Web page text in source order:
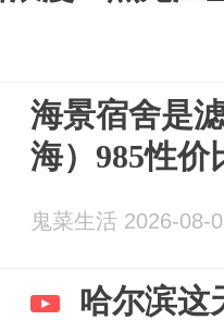
海景宿舍是
海）985性价
鬼菜生活 2026-08-
哈尔滨这